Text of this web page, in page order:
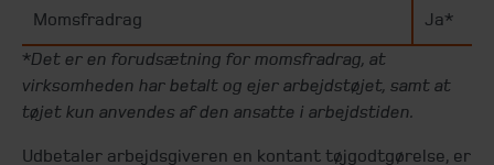
Momsfradrag Ja*
*Det er en forudsætning for momsfradrag, at
virksomheden har betalt og ejer arbejdstøjet, samt at
tøjet kun anvendes af den ansatte i arbejdstiden.
Udbetaler arbejdsgiveren en kontant tøjgodtgørelse, er